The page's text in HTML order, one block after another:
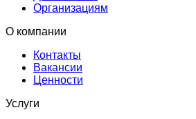
Организациям
О компании
Контакты
Вакансии
Ценности
Услуги